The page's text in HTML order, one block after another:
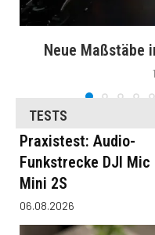
Neue Maßstäbe
TESTS
Praxistest: Audio-
Funkstrecke DJI Mic
Mini 2S
06.08.2026